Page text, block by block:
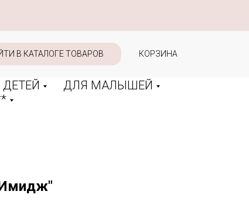
В КАТАЛОГЕ ТОВАРОВ КОРЗИНА
ДЛЯ МАЛЫШЕЙ